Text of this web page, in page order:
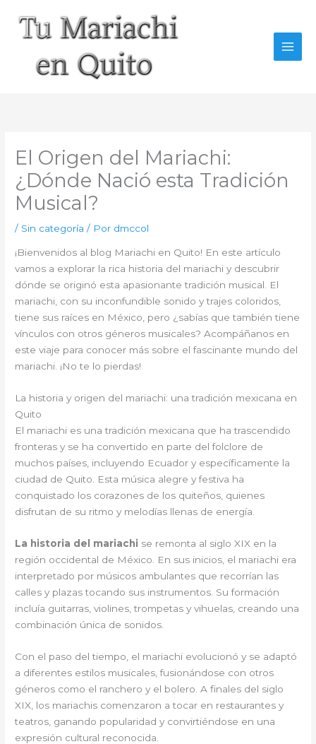
contenido
El Origen del Mariachi:
¿Dónde Nació esta Tradición
Musical?
/ Sin categoría / Por dmccol
¡Bienvenidos al blog Mariachi en Quito! En este artículo
vamos a explorar la rica historia del mariachi y descubrir
dónde se originó esta apasionante tradición musical. El
mariachi, con su inconfundible sonido y trajes coloridos,
tiene sus raíces en México, pero ¿sabías que también tiene
vínculos con otros géneros musicales? Acompáñanos en
este viaje para conocer más sobre el fascinante mundo del
mariachi. ¡No te lo pierdas!
La historia y origen del mariachi: una tradición mexicana en
Quito
El mariachi es una tradición mexicana que ha trascendido
fronteras y se ha convertido en parte del folclore de
muchos países, incluyendo Ecuador y específicamente la
ciudad de Quito. Esta música alegre y festiva ha
conquistado los corazones de los quiteños, quienes
disfrutan de su ritmo y melodías llenas de energía.
La historia del mariachi se remonta al siglo XIX en la
región occidental de México. En sus inicios, el mariachi era
interpretado por músicos ambulantes que recorrían las
calles y plazas tocando sus instrumentos. Su formación
incluía guitarras, violines, trompetas y vihuelas, creando una
combinación única de sonidos.
Con el paso del tiempo, el mariachi evolucionó y se adaptó
a diferentes estilos musicales, fusionándose con otros
géneros como el ranchero y el bolero. A finales del siglo
XIX, los mariachis comenzaron a tocar en restaurantes y
teatros, ganando popularidad y convirtiéndose en una
expresión cultural reconocida.